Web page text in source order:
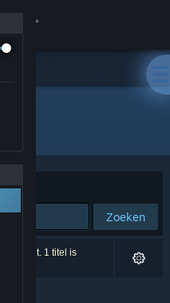
Zoeken
1 titel is